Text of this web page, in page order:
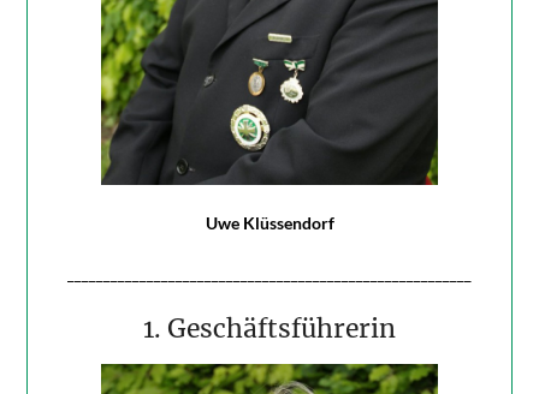
Uwe Klüssendorf
1. Geschäftsführerin